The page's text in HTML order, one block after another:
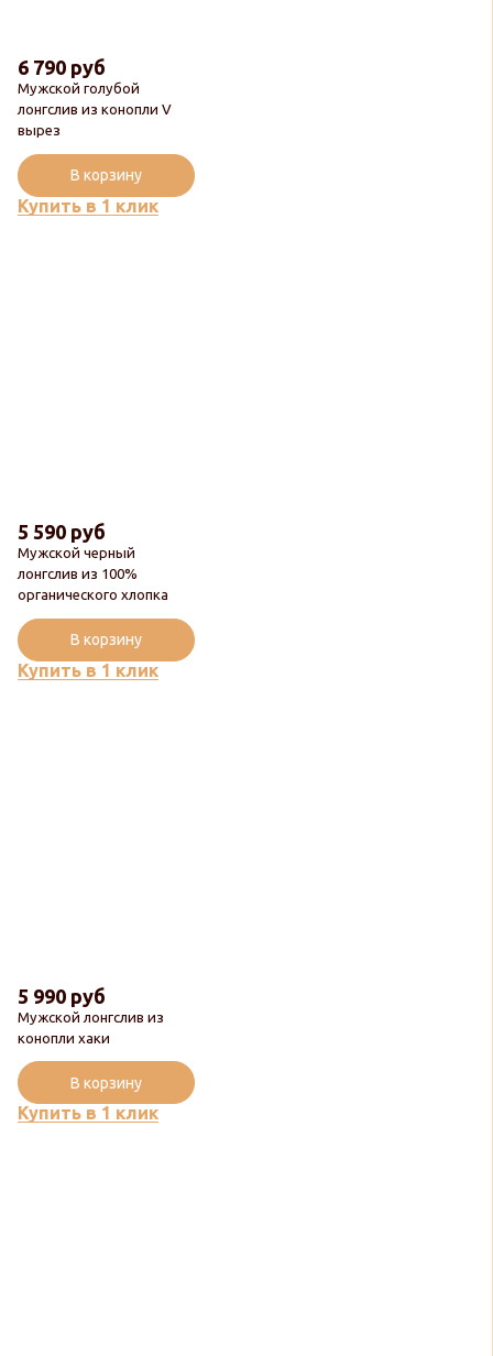
Мужской голубой
лонгслив из конопли V
вырез
6 790 руб
Купить в 1 клик
В корзину
Мужской черный
лонгслив из 100%
органического хлопка
5 590 руб
Купить в 1 клик
В корзину
Мужской лонгслив из
конопли хаки
5 990 руб
Купить в 1 клик
В корзину